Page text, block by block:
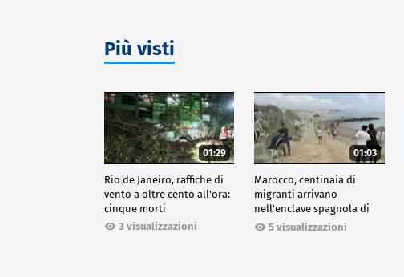
Più visti
01:29
Rio de Janeiro, raffiche di
vento a oltre cento all'ora:
cinque morti
3 visualizzazioni
01:03
Marocco, centinaia di
migranti arrivano
nell'enclave spagnola di
Ceuta5 visualizzazioni